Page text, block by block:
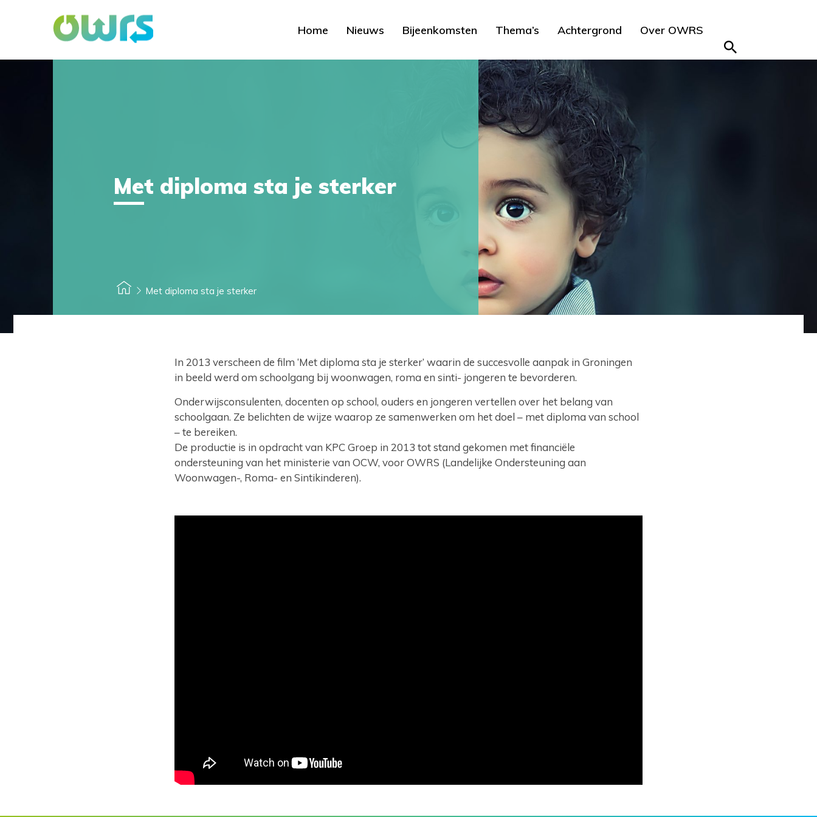
Home Nieuws Bijeenkomsten Thema’s Achtergrond Over OWRS
Met diploma sta je sterker
Met diploma sta je sterker
In 2013 verscheen de film ‘Met diploma sta je sterker’ waarin de succesvolle aanpak in Groningen
in beeld werd om schoolgang bij woonwagen, roma en sinti- jongeren te bevorderen.
Onderwijsconsulenten, docenten op school, ouders en jongeren vertellen over het belang van
schoolgaan. Ze belichten de wijze waarop ze samenwerken om het doel – met diploma van school
– te bereiken.
De productie is in opdracht van KPC Groep in 2013 tot stand gekomen met financiële
ondersteuning van het ministerie van OCW, voor OWRS (Landelijke Ondersteuning aan
Woonwagen-, Roma- en Sintikinderen).